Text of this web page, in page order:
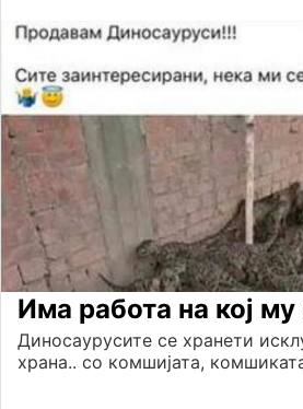
Има работа на кој му
Диносаурусите се хранети
храна.. со комшијата,